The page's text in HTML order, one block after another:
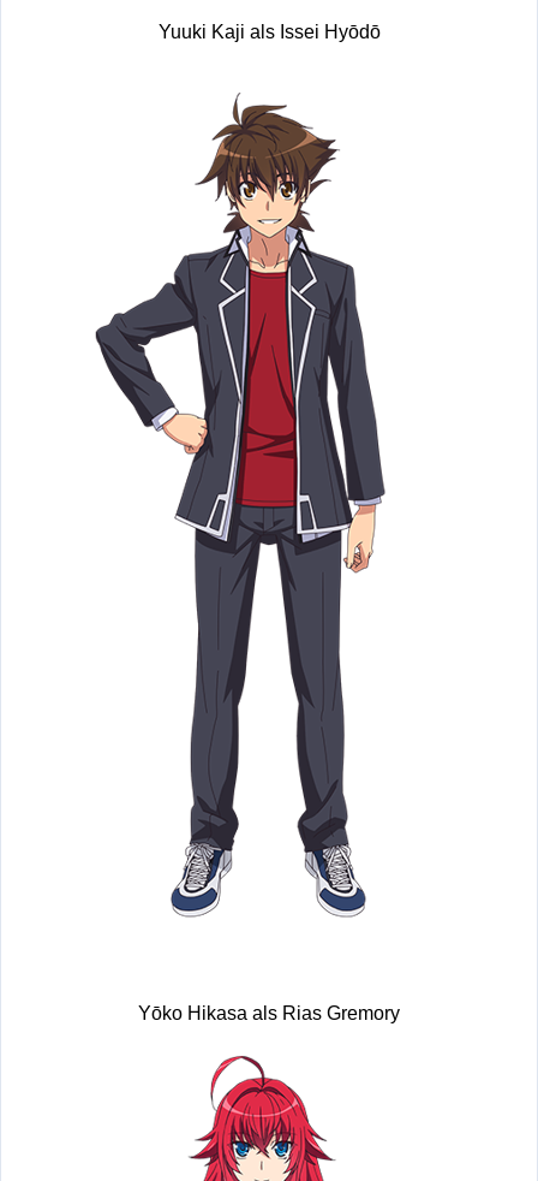
Yuuki Kaji als Issei Hyōdō
Yōko Hikasa als Rias Gremory